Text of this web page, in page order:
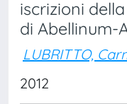
iscrizioni
di Abellinum-
LUBRITTO,
2012